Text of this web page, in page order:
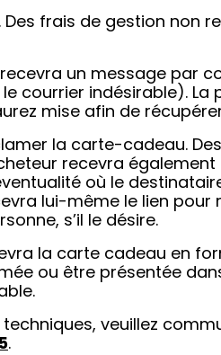
frais de gestion non
un message par
courrier indésirable). La
mise afin de
la carte-cadeau.
recevra également
où le
lui-même le lien
s’il le désire.
la carte cadeau en
ou être présentée
veuillez
.